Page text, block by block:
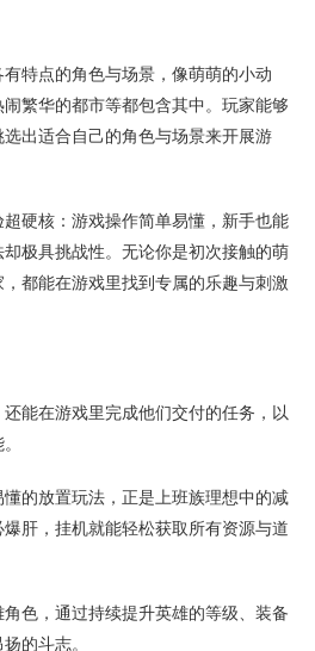
特点的角色与场景，像萌萌的小动
繁华的都市等都包含其中。玩家能够
出适合自己的角色与场景来开展游
超硬核：游戏操作简单易懂，新手也能
极具挑战性。无论你是初次接触的萌
都能在游戏里找到专属的乐趣与刺激
能在游戏里完成他们交付的任务，以
懂的放置玩法，正是上班族理想中的减
肝，挂机就能轻松获取所有资源与道
色，通过持续提升英雄的等级、装备
的斗志。